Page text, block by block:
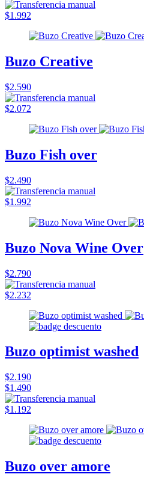
$1.992
Buzo Creative
$2.590
$2.072
Buzo Fish over
$2.490
$1.992
Buzo Nova Wine Over
$2.790
$2.232
Buzo optimist washed
$2.190
$1.490
$1.192
Buzo over amore